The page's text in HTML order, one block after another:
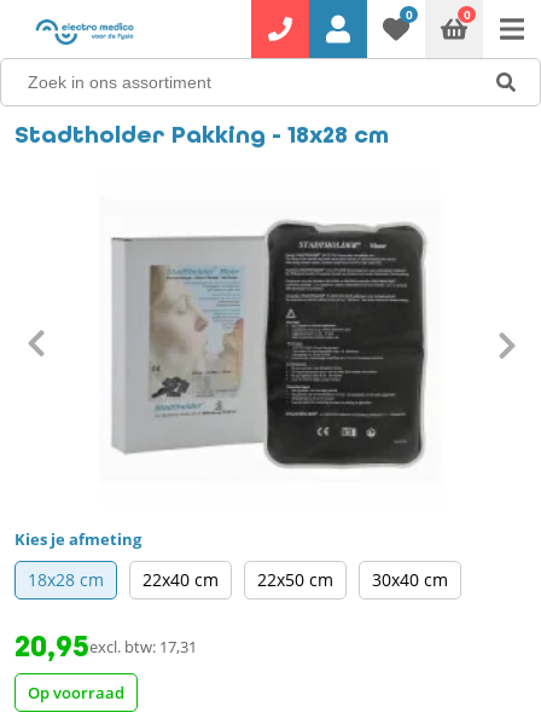
0 0
Stadtholder Pakking - 18x28 cm
Kies je afmeting
18x28 cm 22x40 cm 22x50 cm 30x40 cm
20,95excl. btw: 17,31
Op voorraad